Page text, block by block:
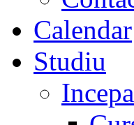
Calendar
Studiu